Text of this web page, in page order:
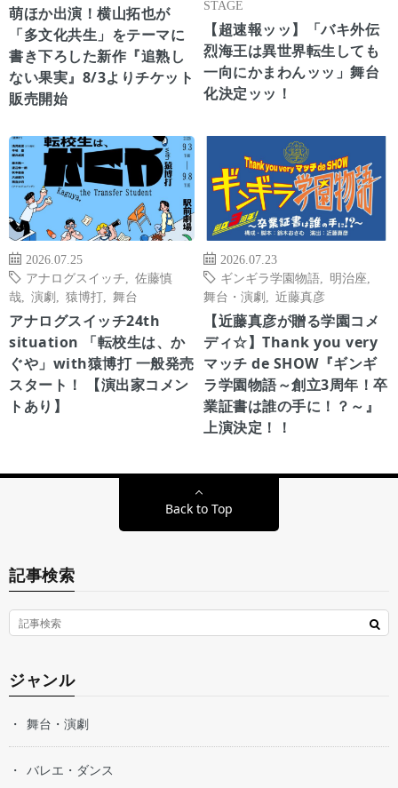
萌ほか出演！横山拓也が
「多文化共生」をテーマに
書き下ろした新作『追熟し
ない果実』8/3よりチケット
販売開始
STAGE
【超速報ッッ】「バキ外伝
烈海王は異世界転生しても
一向にかまわんッッ」舞台
化決定ッッ！
2026.07.25
アナログスイッチ
佐藤慎
哉
演劇 猿博打 舞台
アナログスイッチ24th
situation 「転校生は、か
ぐや」with猿博打 一般発売
スタート！ 【演出家コメン
トあり】
2026.07.23
ギンギラ学園物語
明治座
舞台・演劇
近藤真彦
【近藤真彦が贈る学園コメ
ディ☆】Thank you very
マッチ de SHOW『ギンギ
ラ学園物語～創立3周年！卒
業証書は誰の手に！？～』
上演決定！！
Back to Top
記事検索
ジャンル
舞台・演劇
バレエ・ダンス